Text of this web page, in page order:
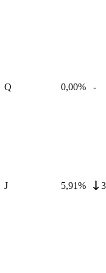
Q 0,00% -
J 5,91%